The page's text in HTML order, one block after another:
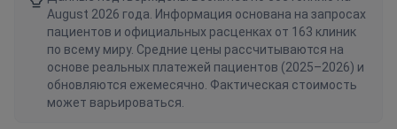
August 2026 года. Информация основана на запросах
пациентов и официальных расценках от 163 клиник
по всему миру. Средние цены рассчитываются на
основе реальных платежей пациентов (2025–2026) и
обновляются ежемесячно. Фактическая стоимость
может варьироваться.